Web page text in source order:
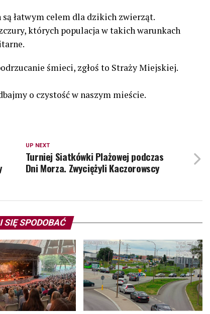
łatwym celem dla dzikich zwierząt.
których populacja w takich warunkach
śmieci, zgłoś to Straży Miejskiej.
o czystość w naszym mieście.
UP NEXT
Turniej Siatkówki Plażowej podczas
Dni Morza. Zwyciężyli Kaczorowscy
SIĘ SPODOBAĆ